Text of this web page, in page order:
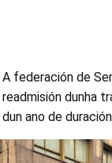
A federación de
readmisión dunha
dun ano de